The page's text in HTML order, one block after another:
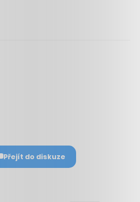
Přejít do diskuze